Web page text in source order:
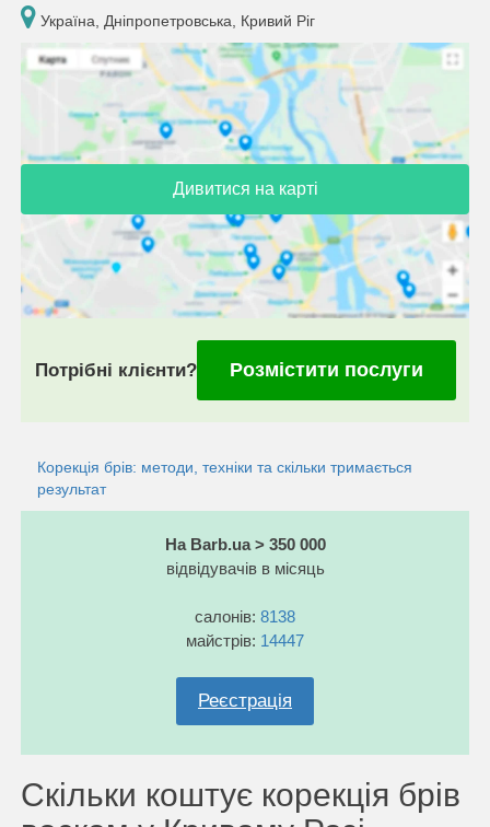
Україна, Дніпропетровська, Кривий Ріг
Дивитися на карті
Потрібні клієнти? Розмістити послуги
Корекція брів: методи, техніки та скільки тримається
результат
На Barb.ua > 350 000
відвідувачів в місяць
салонів: 8138
майстрів: 14447
Реєстрація
Скільки коштує корекція брів